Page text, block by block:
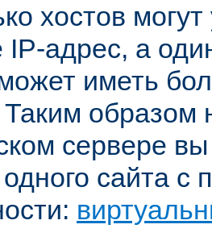
хостов
IP-адрес, а
иметь
образом
сервере
сайта с